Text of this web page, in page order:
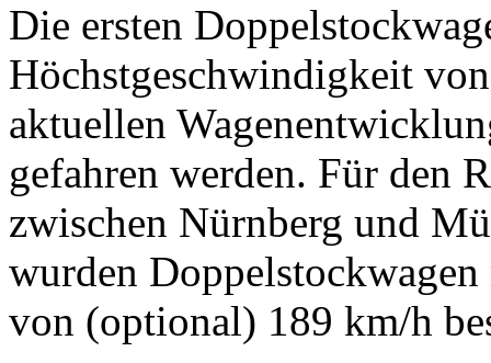
Die ersten
Höchstgeschwindigkeit
aktuellen
gefahren werden. Für den
zwischen Nürnberg und
wurden
von (optional) 189 km/h